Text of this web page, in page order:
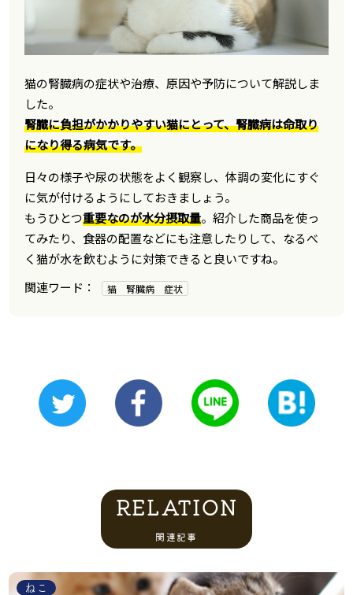
猫の腎臓病の症状や治療、原因や予防について解説しま
した。
腎臓に負担がかかりやすい猫にとって、腎臓病は命取り
になり得る病気です。
日々の様子や尿の状態をよく観察し、体調の変化にすぐ
に気が付けるようにしておきましょう。
もうひとつ重要なのが水分摂取量。紹介した商品を使っ
てみたり、食器の配置などにも注意したりして、なるべ
く猫が水を飲むように対策できると良いですね。
猫 腎臓病 症状
RELATION
関連記事
ねこ